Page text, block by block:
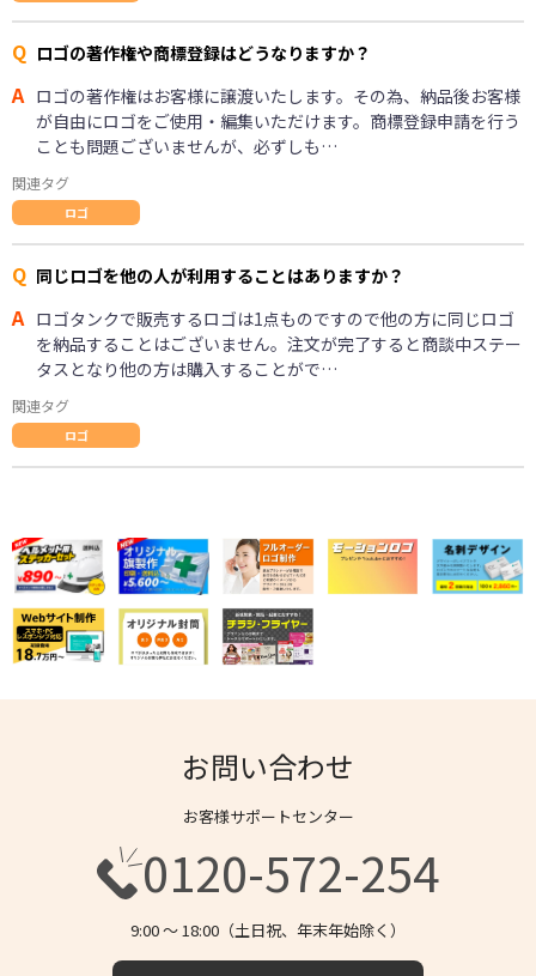
Q ロゴの著作権や商標登録はどうなりますか？
A ロゴの著作権はお客様に譲渡いたします。その為、納品後お客様
が自由にロゴをご使用・編集いただけます。商標登録申請を行う
ことも問題ございませんが、必ずしも…
関連タグ
ロゴ
Q 同じロゴを他の人が利用することはありますか？
A ロゴタンクで販売するロゴは1点ものですので他の方に同じロゴ
を納品することはございません。注文が完了すると商談中ステー
タスとなり他の方は購入することがで…
関連タグ
ロゴ
お問い合わせ
お客様サポートセンター
0120-572-254
9:00 〜 18:00（土日祝、年末年始除く）